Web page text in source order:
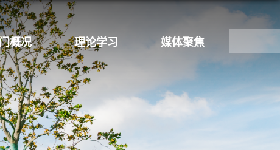
概况 理论学习 媒体聚焦